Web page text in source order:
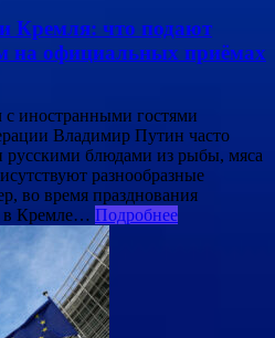
Кремля: что подают
на официальных приёмах
иностранными гостями
Владимир Путин часто
блюдами из рыбы, мяса
разнообразные
во время празднования
в Кремле… Подробнее